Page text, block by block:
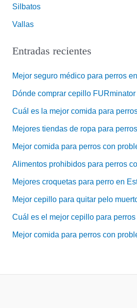
Silbatos
Vallas
Entradas recientes
Mejor seguro médico para perros
Dónde comprar cepillo
Cuál es la mejor comida para
Mejores tiendas de ropa para
Mejor comida para perros con
Alimentos prohibidos para perros
Mejores croquetas para perro en
Mejor cepillo para quitar pelo
Cuál es el mejor cepillo para
Mejor comida para perros con